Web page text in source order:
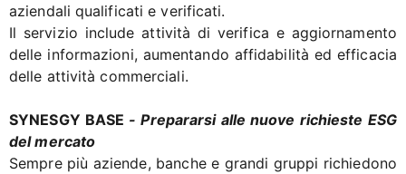
aziendali qualificati e verificati.
Il servizio include attività di verifica e aggiornamento
delle informazioni, aumentando affidabilità ed efficacia
delle attività commerciali.
SYNESGY BASE - Prepararsi alle nuove richieste ESG
del mercato
Sempre più aziende, banche e grandi gruppi richiedono